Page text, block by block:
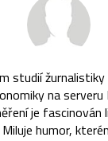
studií žurnalistiky
na serveru
je
humor,